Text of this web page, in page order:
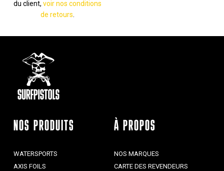
du client,voir nos conditions
de retours
NOS PRODUITS
WATERSPORTS
AXIS FOILS
À PROPOS
NOS MARQUES
CARTE DES REVENDEURS